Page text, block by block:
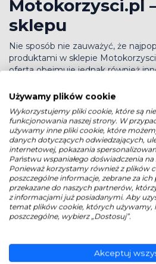
Motokorzysci.pl
sklepu
Nie sposób nie zauważyć, że
produktami w sklepie
oferta obejmuje jednak również
motoryzacyjne. Podstawowe
podzielony jest asortyment to:
akcesoria,
akumulatory,
chemia,
części,
filtry oleju,
filtry powietrza,
filtry paliwa,
filtry kabinowe,
narzędzia,
oleje przekładniowe,
oryginały,
pióra wycieraczek,
Używamy plików cookie
Wykorzystujemy pliki cookie, które są
funkcjonowania naszej strony. W
używamy inne pliki cookie, które
danych dotyczących odwiedzających,
internetowej, pokazania
Państwu wspaniałego doświadczenia
Ponieważ korzystamy również z plików
poszczególne informacje, zebrane za
przekazane do naszych partnerów,
z informacjami już posiadanymi. Aby
temat plików cookie, których używamy,
poszczególne, wybierz „Dostosuj”.
Akceptuj